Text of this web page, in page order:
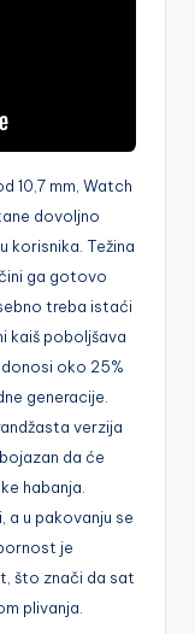
10,7 mm, Watch
dovoljno
korisnika. Težina
ga gotovo
treba istaći
kaiš poboljšava
oko 25%
generacije.
verzija
da će
habanja.
a u pakovanju se
je
što znači da sat
plivanja.